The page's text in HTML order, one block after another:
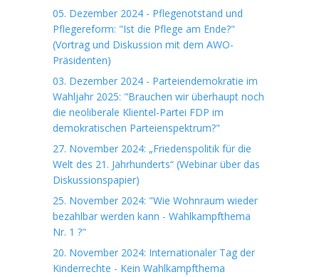
05. Dezember 2024 - Pflegenotstand und
Pflegereform: "Ist die Pflege am Ende?"
(Vortrag und Diskussion mit dem AWO-
Präsidenten)
03. Dezember 2024 - Parteiendemokratie im
Wahljahr 2025: "Brauchen wir überhaupt noch
die neoliberale Klientel-Partei FDP im
demokratischen Parteienspektrum?"
27. November 2024: „Friedenspolitik für die
Welt des 21. Jahrhunderts“ (Webinar über das
Diskussionspapier)
25. November 2024: "Wie Wohnraum wieder
bezahlbar werden kann - Wahlkampfthema
Nr. 1 ?"
20. November 2024: Internationaler Tag der
Kinderrechte - Kein Wahlkampfthema